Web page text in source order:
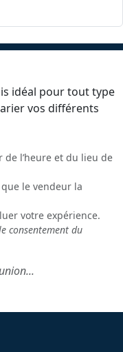
idéal pour tout type
vos différents
l’heure et du lieu de
le vendeur la
votre expérience.
consentement du